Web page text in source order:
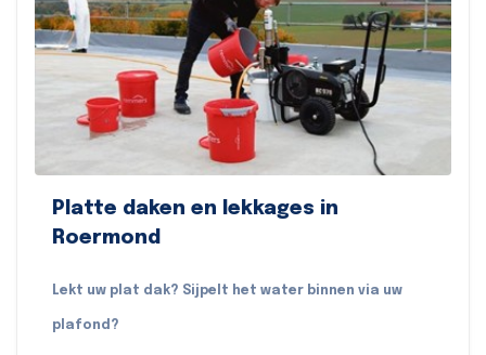
Platte daken en lekkages in
Roermond
Lekt uw plat dak? Sijpelt het water binnen via uw
plafond?